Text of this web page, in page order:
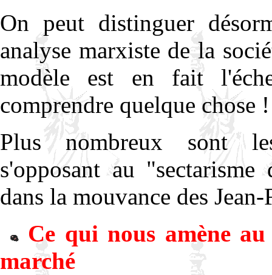
On peut distinguer
analyse marxiste de la
modèle est en fait
comprendre quelque chose !
Plus nombreux sont
s'opposant au
dans la mouvance des
Ce qui nous amène
marché